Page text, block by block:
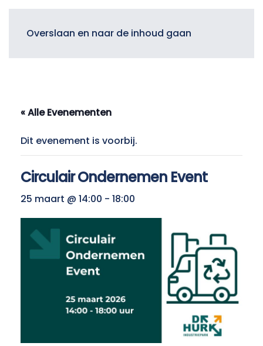
Overslaan en naar de inhoud gaan
« Alle Evenementen
Dit evenement is voorbij.
Circulair Ondernemen Event
25 maart @ 14:00 - 18:00